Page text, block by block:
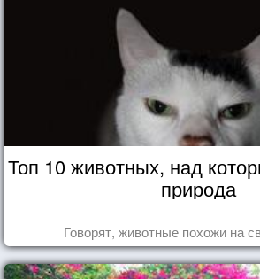
Топ 10 животных, над
природа
Говорят, животные похожи на